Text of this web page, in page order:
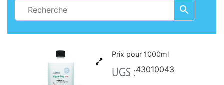
Prix pour 1000ml
UGS :43010043